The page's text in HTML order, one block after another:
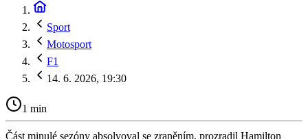
Sport
Motosport
F1
14. 6. 2026, 19:30
1 min
Část minulé sezóny absolvoval se zraněním, prozradil Hamilton